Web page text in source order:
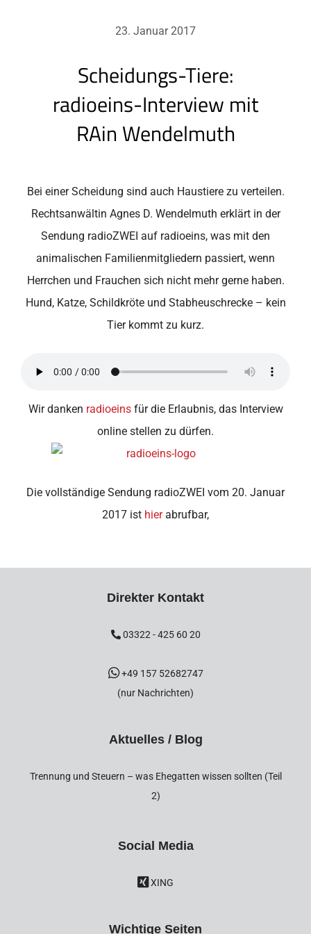
Scheidungs-Tiere:
radioeins-Interview mit
RAin Wendelmuth
23. Januar 2017
Bei einer Scheidung sind auch Haustiere zu verteilen.
Rechtsanwältin Agnes D. Wendelmuth erklärt in der
Sendung radioZWEI auf radioeins, was mit den
animalischen Familienmitgliedern passiert, wenn
Herrchen und Frauchen sich nicht mehr gerne haben.
Hund, Katze, Schildkröte und Stabheuschrecke – kein
Tier kommt zu kurz.
Wir danken radioeinsfür die Erlaubnis, das Interview
online stellen zu dürfen.
Die vollständige Sendung radioZWEI vom 20. Januar
2017 ist hierabrufbar,
Direkter Kontakt
03322 - 425 60 20
+49 157 52682747
(nur Nachrichten)
Aktuelles / Blog
Trennung und Steuern – was Ehegatten wissen sollten (Teil
2)
Social Media
XING
Wichtige Seiten